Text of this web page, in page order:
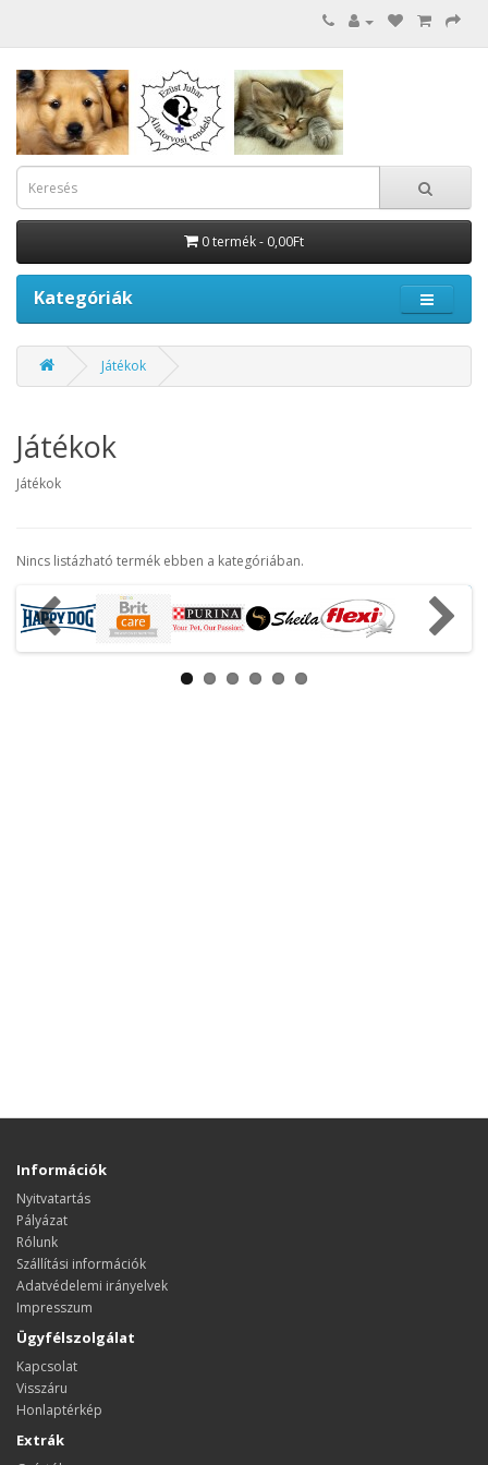
0 termék - 0,00Ft
Kategóriák
Játékok
Játékok
Játékok
Nincs listázható termék ebben a kategóriában.
Tovább
Információk
Nyitvatartás
Pályázat
Rólunk
Szállítási információk
Adatvédelemi irányelvek
Impresszum
Ügyfélszolgálat
Kapcsolat
Visszáru
Honlaptérkép
Extrák